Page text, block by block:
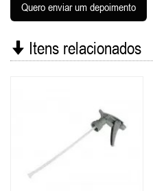
Quero enviar um depoimento
Itens relacionados